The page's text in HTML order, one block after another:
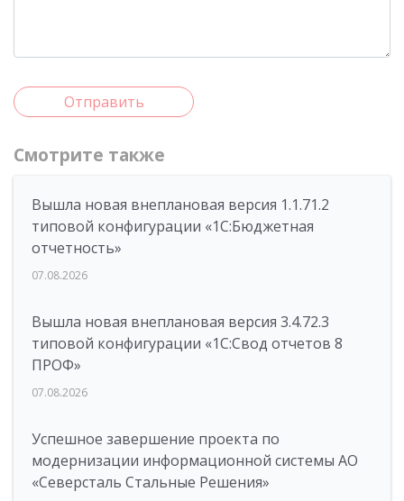
Отправить
Смотрите также
Вышла новая внеплановая версия 1.1.71.2
типовой конфигурации «1C:Бюджетная
отчетность»
07.08.2026
Вышла новая внеплановая версия 3.4.72.3
типовой конфигурации «1C:Свод отчетов 8
ПРОФ»
07.08.2026
Успешное завершение проекта по
модернизации информационной системы АО
«Северсталь Стальные Решения»